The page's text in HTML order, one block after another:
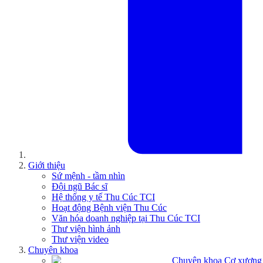
Giới thiệu
Sứ mệnh - tầm nhìn
Đội ngũ Bác sĩ
Hệ thống y tế Thu Cúc TCI
Hoạt động Bệnh viện Thu Cúc
Văn hóa doanh nghiệp tại Thu Cúc TCI
Thư viện hình ảnh
Thư viện video
Chuyên khoa
Chuyên khoa Cơ